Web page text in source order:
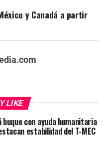
y Canadá a partir
LIKE
buque con ayuda humanitaria
estabilidad del T-MEC